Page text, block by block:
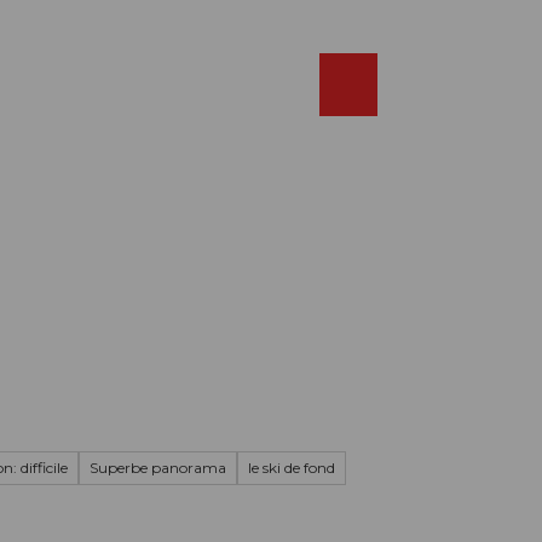
difficile Superbe panorama le ski de fond